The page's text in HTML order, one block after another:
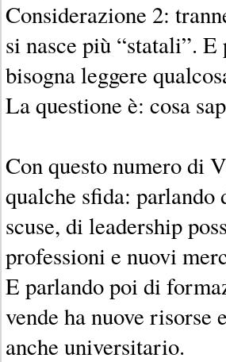
Considerazione 2:
si nasce più “statali”.
bisogna leggere
La questione è: cosa
Con questo numero di
qualche sfida:
scuse, di leadership
professioni e nuovi
E parlando poi di
vende ha nuove risorse
anche universitario.